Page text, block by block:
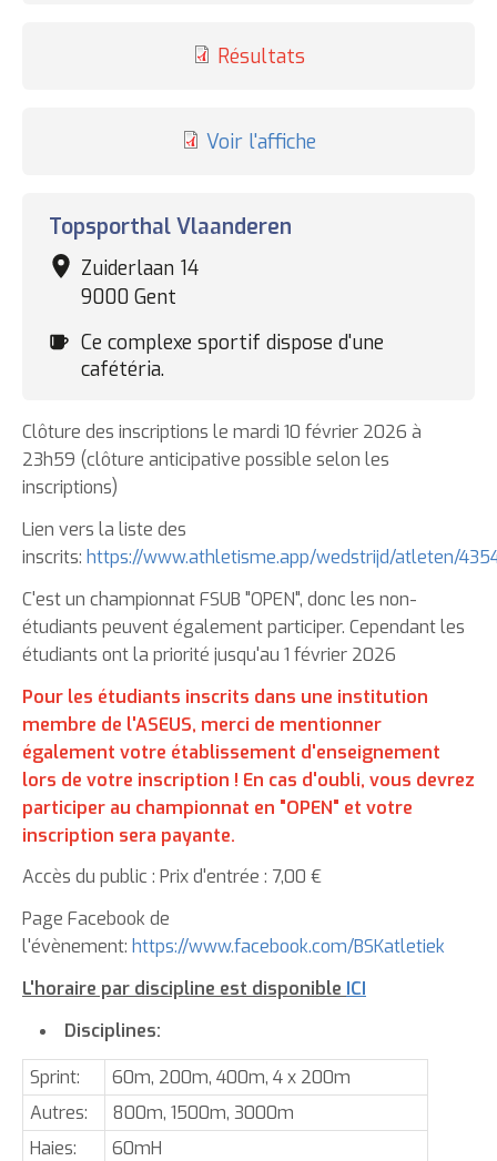
Complexe
sportif
Topsporthal Vlaanderen
Zuiderlaan 14
9000 Gent
Cafétéria
Ce complexe sportif dispose d'une
cafétéria.
Clôture des inscriptions le mardi 10 février 2026 à
23h59 (clôture anticipative possible selon les
inscriptions)
Lien vers la liste des
inscrits: https://www.athletisme.app/wedstrijd/atleten/
C'est un championnat FSUB "OPEN", donc les non-
étudiants peuvent également participer. Cependant les
étudiants ont la priorité jusqu'au 1 février 2026
Pour les étudiants inscrits dans une institution
membre de l'ASEUS, merci de mentionner
également votre établissement d'enseignement
lors de votre inscription ! En cas d'oubli, vous devrez
participer au championnat en "OPEN" et votre
inscription sera payante.
Accès du public : Prix d'entrée : 7,00 €
Page Facebook de
l'évènement: https://www.facebook.com/BSKatletiek
L'horaire par discipline est disponible ICI
Disciplines:
Sprint:
60m, 200m, 400m, 4 x 200m
Autres:
800m, 1500m, 3000m
Haies:
60mH
Résultats
Voir l'affiche